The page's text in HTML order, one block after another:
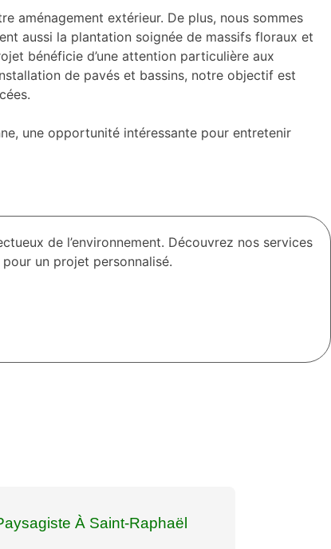
aménagement extérieur. De plus, nous sommes
aussi la plantation soignée de massifs floraux et
bénéficie d’une attention particulière aux
de pavés et bassins, notre objectif est
une opportunité intéressante pour entretenir
de l’environnement. Découvrez nos services
un projet personnalisé.
À Saint-Raphaël